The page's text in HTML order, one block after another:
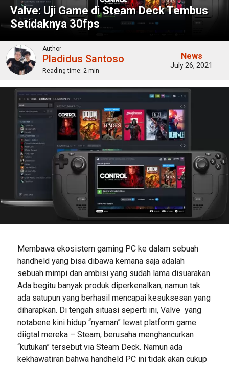
Valve: Uji Game di Steam Deck Tembus
Setidaknya 30fps
Author
Pladidus Santoso
Reading time: 2 min
News
July 26, 2021
Membawa ekosistem gaming PC ke dalam sebuah
handheld yang bisa dibawa kemana saja adalah
sebuah mimpi dan ambisi yang sudah lama disuarakan.
Ada begitu banyak produk diperkenalkan, namun tak
ada satupun yang berhasil mencapai kesuksesan yang
diharapkan. Di tengah situasi seperti ini, Valve yang
notabene kini hidup “nyaman” lewat platform game
diigtal mereka – Steam, berusaha menghancurkan
“kutukan” tersebut via Steam Deck. Namun ada
kekhawatiran bahwa handheld PC ini tidak akan cukup